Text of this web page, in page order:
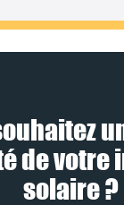
de votre
solaire ?